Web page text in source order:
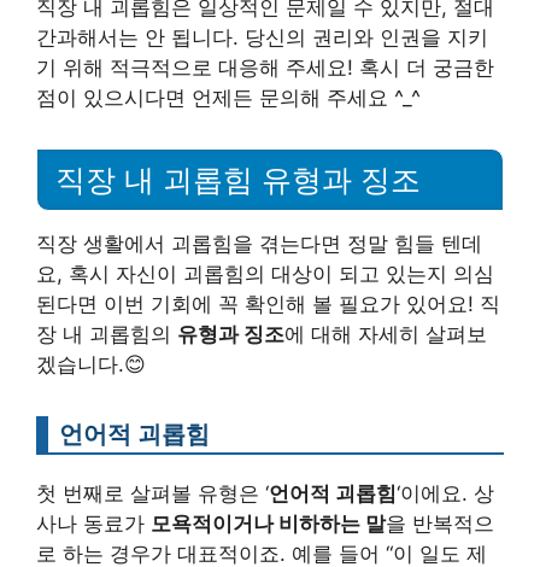
직장 내 괴롭힘은 일상적인 문제일 수 있지만, 절대
간과해서는 안 됩니다. 당신의 권리와 인권을 지키
기 위해 적극적으로 대응해 주세요! 혹시 더 궁금한
점이 있으시다면 언제든 문의해 주세요 ^_^
직장 내 괴롭힘 유형과 징조
직장 생활에서 괴롭힘을 겪는다면 정말 힘들 텐데
요, 혹시 자신이 괴롭힘의 대상이 되고 있는지 의심
된다면 이번 기회에 꼭 확인해 볼 필요가 있어요! 직
장 내 괴롭힘의 유형과 징조에 대해 자세히 살펴보
겠습니다.😊
언어적 괴롭힘
첫 번째로 살펴볼 유형은 ‘언어적 괴롭힘‘이에요. 상
사나 동료가 모욕적이거나 비하하는 말을 반복적으
로 하는 경우가 대표적이죠. 예를 들어 “이 일도 제